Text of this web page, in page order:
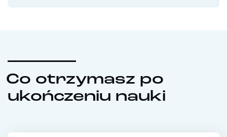
Co otrzymasz po
ukończeniu nauki